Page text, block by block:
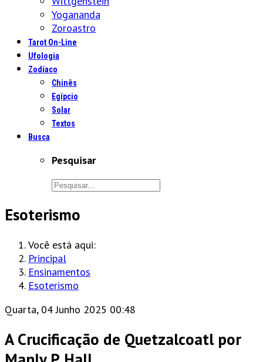
Yogananda
Zoroastro
Tarot On-Line
Ufologia
Zodíaco
Chinês
Egípcio
Solar
Textos
Busca
Pesquisar
Esoterismo
Você está aqui:
Principal
Ensinamentos
Esoterismo
Quarta, 04 Junho 2025 00:48
A Crucificação de Quetzalcoatl por